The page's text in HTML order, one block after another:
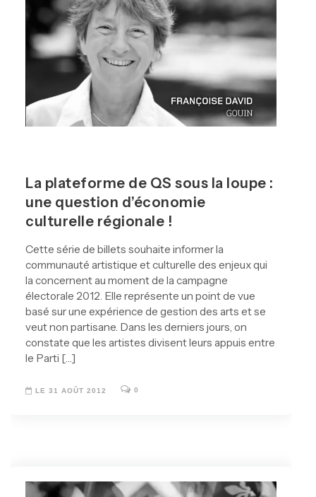
La plateforme de QS sous la loupe :
une question d’économie
culturelle régionale !
Cette série de billets souhaite informer la
communauté artistique et culturelle des enjeux qui
la concernent au moment de la campagne
électorale 2012. Elle représente un point de vue
basé sur une expérience de gestion des arts et se
veut non partisane. Dans les derniers jours, on
constate que les artistes divisent leurs appuis entre
le Parti […]
LE 31 AOÛT 2012 0